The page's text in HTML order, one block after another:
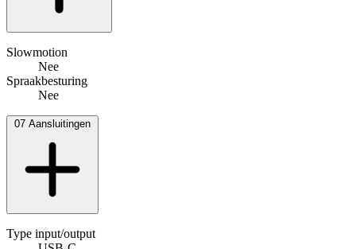
Slowmotion
Nee
Spraakbesturing
Nee
07 Aansluitingen
Type input/output